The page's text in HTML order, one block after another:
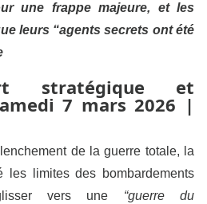
une frappe majeure, et les
leurs “agents secrets ont été
stratégique et
7 mars 2026 |
de la guerre totale, la
les limites des bombardements
vers une “guerre du